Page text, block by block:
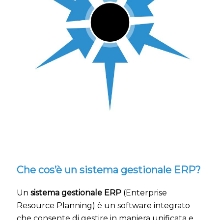
Che cos’è un sistema gestionale ERP?
Un sistema gestionale ERP (Enterprise
Resource Planning) è un software integrato